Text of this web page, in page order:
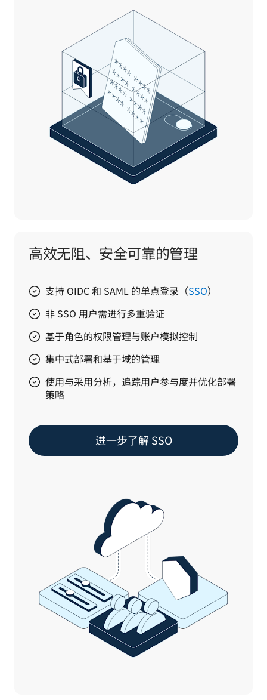
高效无阻、安全可靠的管理
支持 OIDC 和 SAML 的单点登录（SSO）
非 SSO 用户需进行多重验证
基于角色的权限管理与账户模拟控制
集中式部署和基于域的管理
使用与采用分析，追踪用户参与度并优化部署
策略
进一步了解 SSO